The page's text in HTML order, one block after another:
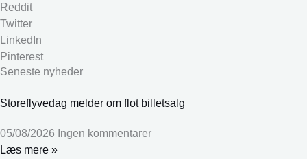
Reddit
Twitter
LinkedIn
Pinterest
Seneste nyheder
Storeflyvedag melder om flot billetsalg
05/08/2026 Ingen kommentarer
Læs mere »